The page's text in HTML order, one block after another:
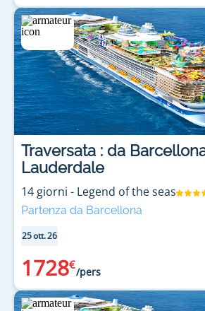
Traversata : da
Lauderdale
14 giorni - Legend of the seas
Partenza da Barcellona
25 ott. 26
1728€
/pers